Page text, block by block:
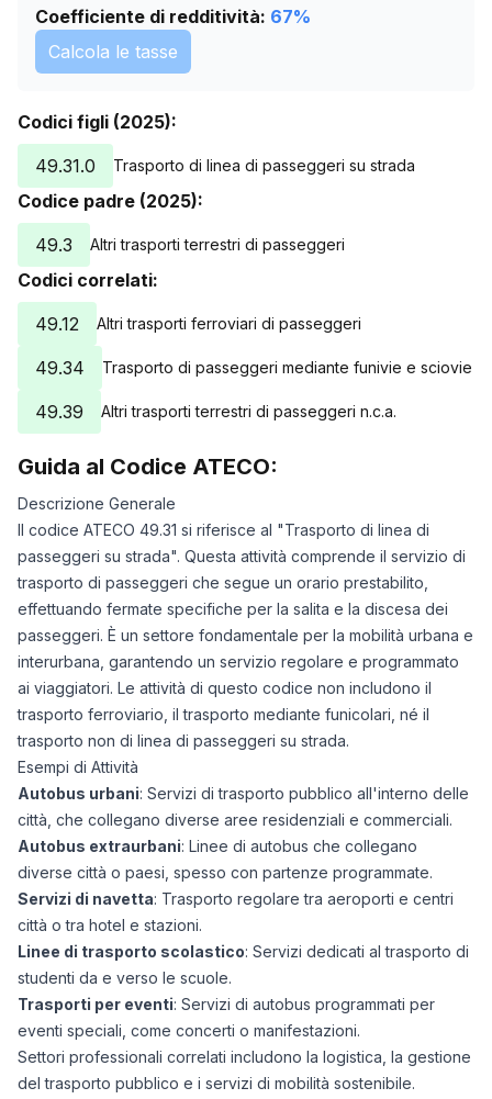
Coefficiente di redditività: 67%
Calcola le tasse
Codici figli (2025):
49.31.0
Trasporto di linea di passeggeri su strada
Codice padre (2025):
49.3
Altri trasporti terrestri di passeggeri
Codici correlati:
49.12
Altri trasporti ferroviari di passeggeri
49.34 Trasporto di passeggeri mediante funivie e sciovie
49.39 Altri trasporti terrestri di passeggeri n.c.a.
Guida al Codice ATECO:
Descrizione Generale
Il codice ATECO 49.31 si riferisce al "Trasporto di linea di
passeggeri su strada". Questa attività comprende il servizio di
trasporto di passeggeri che segue un orario prestabilito,
effettuando fermate specifiche per la salita e la discesa dei
passeggeri. È un settore fondamentale per la mobilità urbana e
interurbana, garantendo un servizio regolare e programmato
ai viaggiatori. Le attività di questo codice non includono il
trasporto ferroviario, il trasporto mediante funicolari, né il
trasporto non di linea di passeggeri su strada.
Esempi di Attività
Autobus urbani: Servizi di trasporto pubblico all'interno delle
città, che collegano diverse aree residenziali e commerciali.
Autobus extraurbani: Linee di autobus che collegano
diverse città o paesi, spesso con partenze programmate.
Servizi di navetta: Trasporto regolare tra aeroporti e centri
città o tra hotel e stazioni.
Linee di trasporto scolastico: Servizi dedicati al trasporto di
studenti da e verso le scuole.
Trasporti per eventi: Servizi di autobus programmati per
eventi speciali, come concerti o manifestazioni.
Settori professionali correlati includono la logistica, la gestione
del trasporto pubblico e i servizi di mobilità sostenibile.